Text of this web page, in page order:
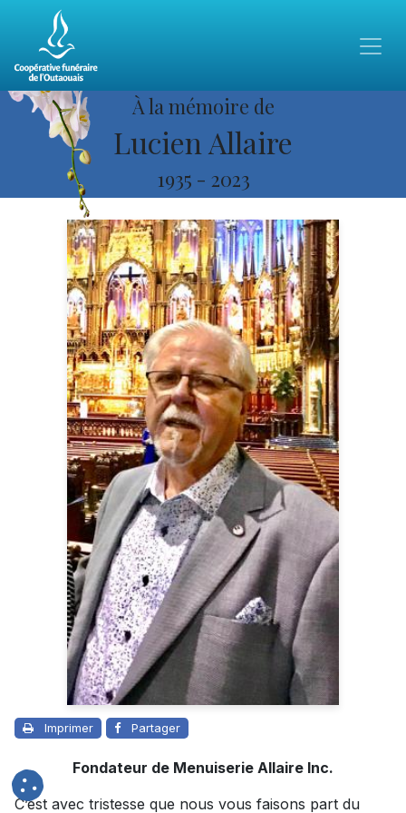
À la mémoire de
Lucien Allaire
1935 - 2023
Imprimer Partager
Fondateur de Menuiserie Allaire Inc.
C’est avec tristesse que nous vous faisons part du